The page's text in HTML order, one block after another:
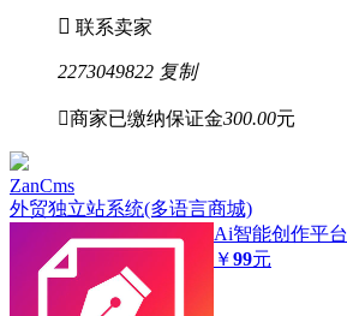
 联系卖家
2273049822 复制
商家已缴纳保证金300.00元
ZanCms
外贸独立站系统(多语言商城)
Ai智能创作平台
￥99元